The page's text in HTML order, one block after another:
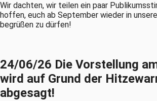
Wir dachten, wir teilen ein paar
hoffen, euch ab September wieder in
begrüßen zu dürfen!
24/06/26 Die Vorstellung
wird auf Grund der
abgesagt!